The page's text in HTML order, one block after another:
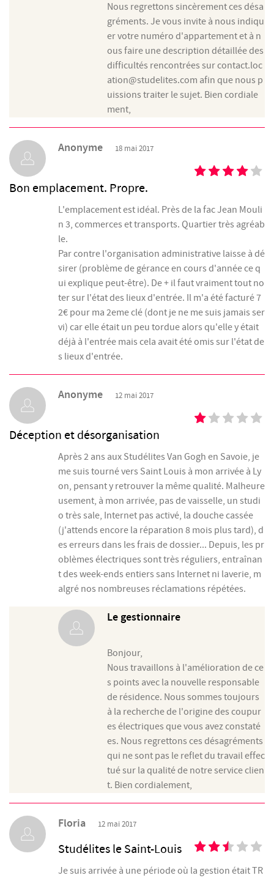
Nous regrettons sincèrement ces désa
gréments. Je vous invite à nous indiqu
er votre numéro d'appartement et à n
ous faire une description détaillée des
difficultés rencontrées sur contact.loc
ation@studelites.com afin que nous p
uissions traiter le sujet. Bien cordiale
ment,
Anonyme 18 mai 2017
Bon emplacement. Propre.
L'emplacement est idéal. Près de la fac Jean Mouli
n 3, commerces et transports. Quartier très agréab
le.
Par contre l'organisation administrative laisse à dé
sirer (problème de gérance en cours d'année ce q
ui explique peut-être). De + il faut vraiment tout no
ter sur l'état des lieux d'entrée. Il m'a été facturé 7
2€ pour ma 2eme clé (dont je ne me suis jamais ser
vi) car elle était un peu tordue alors qu'elle y était
déjà à l'entrée mais cela avait été omis sur l'état de
s lieux d'entrée.
Anonyme 12 mai 2017
Déception et désorganisation
Après 2 ans aux Studélites Van Gogh en Savoie, je
me suis tourné vers Saint Louis à mon arrivée à Ly
on, pensant y retrouver la même qualité. Malheure
usement, à mon arrivée, pas de vaisselle, un studi
o très sale, Internet pas activé, la douche cassée
(j'attends encore la réparation 8 mois plus tard), d
es erreurs dans les frais de dossier... Depuis, les pr
oblèmes électriques sont très réguliers, entraînan
t des week-ends entiers sans Internet ni laverie, m
algré nos nombreuses réclamations répétées.
Le gestionnaire
Bonjour,
Nous travaillons à l'amélioration de ce
s points avec la nouvelle responsable
de résidence. Nous sommes toujours
à la recherche de l'origine des coupur
es électriques que vous avez constaté
es. Nous regrettons ces désagréments
qui ne sont pas le reflet du travail effec
tué sur la qualité de notre service clien
t. Bien cordialement,
Floria 12 mai 2017
Studélites le Saint-Louis
Je suis arrivée à une période où la gestion était TR